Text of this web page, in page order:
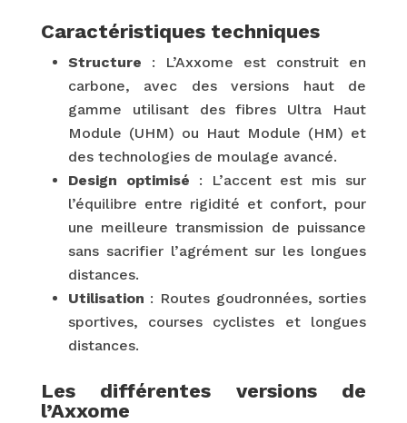
Caractéristiques techniques
Structure : L’Axxome est construit en
carbone, avec des versions haut de
gamme utilisant des fibres Ultra Haut
Module (UHM) ou Haut Module (HM) et
des technologies de moulage avancé.
Design optimisé : L’accent est mis sur
l’équilibre entre rigidité et confort, pour
une meilleure transmission de puissance
sans sacrifier l’agrément sur les longues
distances.
Utilisation : Routes goudronnées, sorties
sportives, courses cyclistes et longues
distances.
Les différentes versions de
l’Axxome